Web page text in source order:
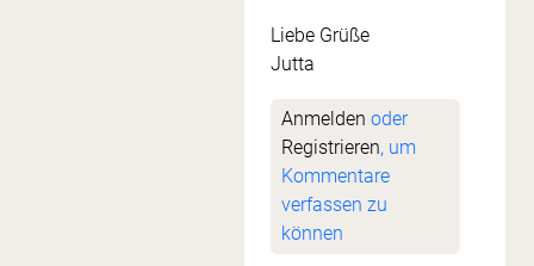
Liebe Grüße
Jutta
Anmelden oder
Registrieren, um
Kommentare
verfassen zu
können